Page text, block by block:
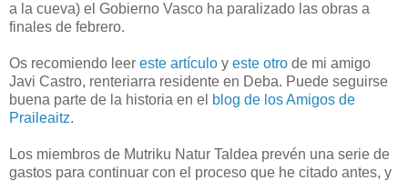
a la cueva) el Gobierno Vasco ha paralizado las obras a
finales de febrero.
Os recomiendo leer este artículo y este otro de mi amigo
Javi Castro, renteriarra residente en Deba. Puede seguirse
buena parte de la historia en el blog de los Amigos de
Praileaitz.
Los miembros de Mutriku Natur Taldea prevén una serie de
gastos para continuar con el proceso que he citado antes, y